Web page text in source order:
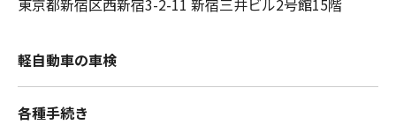
東京都新宿区西新宿3-2-11 新宿三井ビル2号館15階
軽自動車の車検
各種手続き